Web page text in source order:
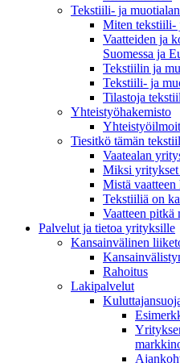
Tekstiili- ja
Miten tekstiili-
Vaatteiden ja
Suomessa ja
Tekstiilin ja
Tekstiili- ja
Tilastoja
Yhteistyö­hakemisto
Tiesitkö tämän
Vaatealan
Miksi yritykset
Mistä
Tekstiiliä on
Vaatteen pitkä
Palvelut ja tietoa yrityksille
Kansainvälinen
Rahoitus
Lakipalvelut